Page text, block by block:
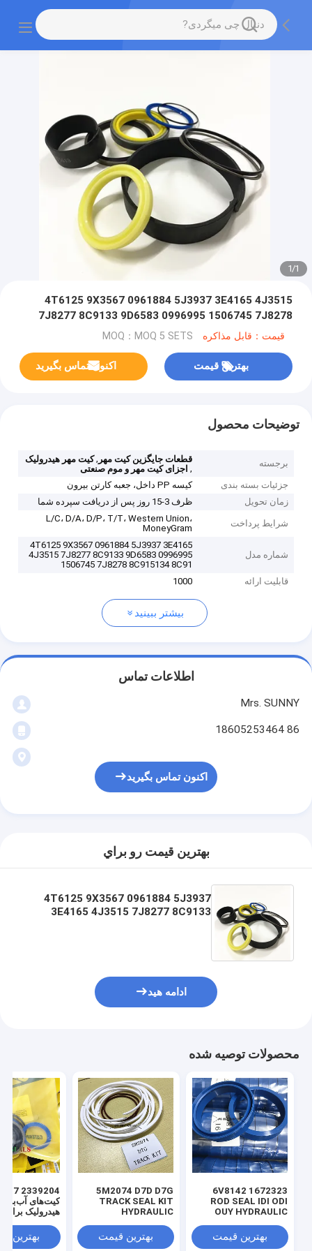
1
/
1
4T6125 9X3567 0961884 5J3937 3E4165 4J3515
7J8277 8C9133 9D6583 0996995 1506745 7J8278
8C915134 8C9151349D
قیمت：قابل مذاکره MOQ：MOQ 5 SETS
بهترین قیمت اکنون تماس بگیرید
توضیحات محصول
برجسته قطعات جایگزین کیت مهر ,کیت مهر هیدرولیک
, اجزای کیت مهر و موم صنعتی
جزئیات بسته بندی
کیسه PP داخل، جعبه کارتن بیرون
زمان تحویل
ظرف 3-15 روز پس از دریافت سپرده شما
شرایط پرداخت
L/C، D/A، D/P، T/T، Western Union،
MoneyGram
شماره مدل
4T6125 9X3567 0961884 5J3937 3E4165
4J3515 7J8277 8C9133 9D6583 0996995
1506745 7J8278 8C915134 8C91
قابلیت ارائه
1000
بیشتر ببینید
اطلاعات تماس
Mrs. SUNNY
86 18605253464
اکنون تماس بگیرید
بهترين قيمت رو براي
4T6125 9X3567 0961884 5J3937
3E4165 4J3515 7J8277 8C9133
ادامه هید
محصولات توصیه شده
1672323 6V8142
ROD SEAL IDI ODI
OUY HYDRAULIC
بهترین قیمت
5M2074 D7D D7G
TRACK SEAL KIT
HYDRAULIC
SEAL KIT NBR
بهترین قیمت
کیت‌های
هیدرولیک برای
بهترین